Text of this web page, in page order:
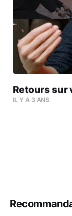
Retours sur
IL Y A 3 ANS